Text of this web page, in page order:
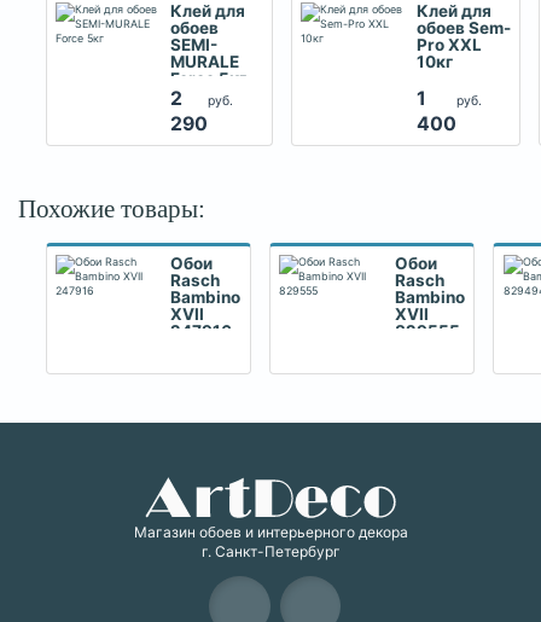
Клей для
обоев
SEMI-
MURALE
Force 5кг
2
290
руб.
Клей для
обоев Sem-
Pro XXL
10кг
1
400
руб.
Похожие товары:
Обои
Rasch
Bambino
XVII
247916
Обои
Rasch
Bambino
XVII
829555
Магазин обоев и интерьерного декора
г. Санкт-Петербург